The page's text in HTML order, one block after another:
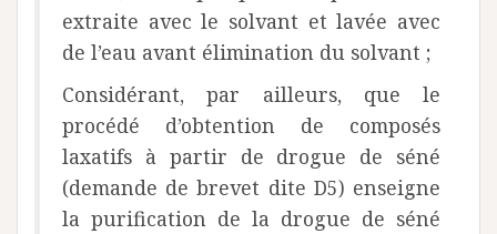
extraite avec le solvant et lavée avec
de l’eau avant élimination du solvant ;
Considérant, par ailleurs, que le
procédé d’obtention de composés
laxatifs à partir de drogue de séné
(demande de brevet dite D5) enseigne
la purification de la drogue de séné